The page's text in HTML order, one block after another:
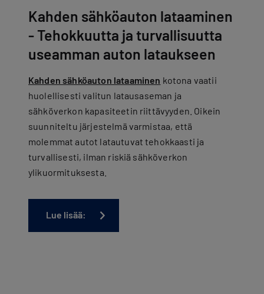
Kahden sähköauton lataaminen
- Tehokkuutta ja turvallisuutta
useamman auton lataukseen
Kahden sähköauton lataaminen kotona vaatii
huolellisesti valitun latausaseman ja
sähköverkon kapasiteetin riittävyyden. Oikein
suunniteltu järjestelmä varmistaa, että
molemmat autot latautuvat tehokkaasti ja
turvallisesti, ilman riskiä sähköverkon
ylikuormituksesta.
Lue lisää: